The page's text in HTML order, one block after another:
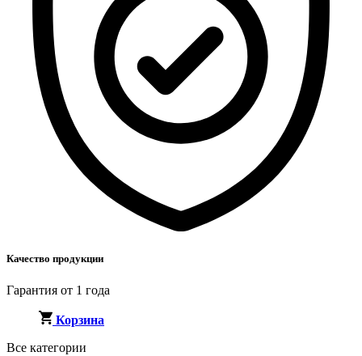
Качество продукции
Гарантия от 1 года
Корзина
Все категории